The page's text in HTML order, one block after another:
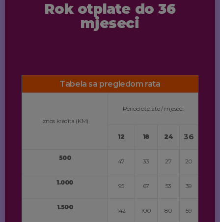
Rok otplate do 36
mjeseci
Tabela sa pregledom rata
Iznos kredita (KM)
Period otplate / mjeseci
12 18 24 36
500 47 33 27 20
1.000 95 67 53 39
1.500 142 100 80 59